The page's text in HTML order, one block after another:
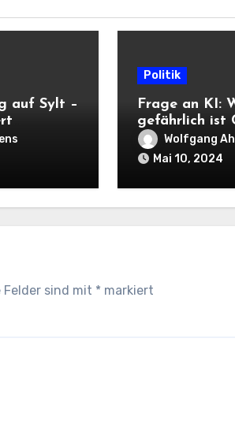
auf Sylt –
Politik
Frage an KI:
gefährlich ist
Wolfgang
Mai 10, 2024
sind mit * markiert